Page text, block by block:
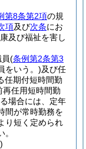
第8条第2項の規
項及び次条にお
及び福祉を害し
(条例第2条第3
をいう。)及び任
任期付短時間勤
任用短時間勤
場合には、定年
間が常時勤務を
り短く定められ